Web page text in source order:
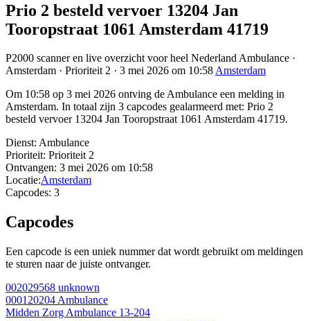
Prio 2 besteld vervoer 13204 Jan
Tooropstraat 1061 Amsterdam 41719
P2000 scanner en live overzicht voor heel Nederland Ambulance ·
Amsterdam · Prioriteit 2 · 3 mei 2026 om 10:58Amsterdam
Om 10:58 op 3 mei 2026 ontving de Ambulance een melding in
Amsterdam. In totaal zijn 3 capcodes gealarmeerd met: Prio 2
besteld vervoer 13204 Jan Tooropstraat 1061 Amsterdam 41719.
Dienst: Ambulance
Prioriteit: Prioriteit 2
Ontvangen: 3 mei 2026 om 10:58
Locatie:Amsterdam
Capcodes: 3
Capcodes
Een capcode is een uniek nummer dat wordt gebruikt om meldingen
te sturen naar de juiste ontvanger.
002029568 unknown
000120204 Ambulance
Midden Zorg Ambulance 13-204